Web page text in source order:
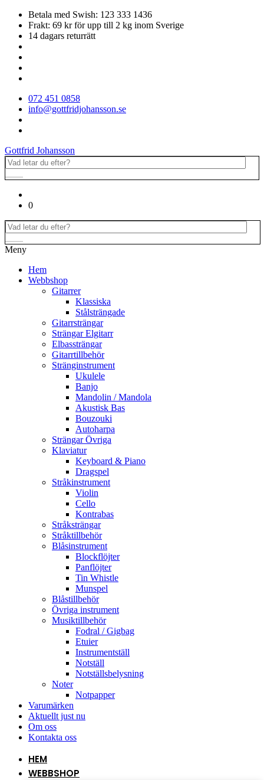
Betala med Swish: 123 333 1436
Frakt: 69 kr för upp till 2 kg inom Sverige
14 dagars returrätt
072 451 0858
info@gottfridjohansson.se
Gottfrid Johansson
0
Meny
Hem
Webbshop
Gitarrer
Klassiska
Stålsträngade
Gitarrsträngar
Strängar Elgitarr
Elbassträngar
Gitarrtillbehör
Stränginstrument
Ukulele
Banjo
Mandolin / Mandola
Akustisk Bas
Bouzouki
Autoharpa
Strängar Övriga
Klaviatur
Keyboard & Piano
Dragspel
Stråkinstrument
Violin
Cello
Kontrabas
Stråksträngar
Stråktillbehör
Blåsinstrument
Blockflöjter
Panflöjter
Tin Whistle
Munspel
Blåstillbehör
Övriga instrument
Musiktillbehör
Fodral / Gigbag
Etuier
Instrumentställ
Notställ
Notställsbelysning
Noter
Notpapper
Varumärken
Aktuellt just nu
Om oss
Kontakta oss
HEM
WEBBSHOP